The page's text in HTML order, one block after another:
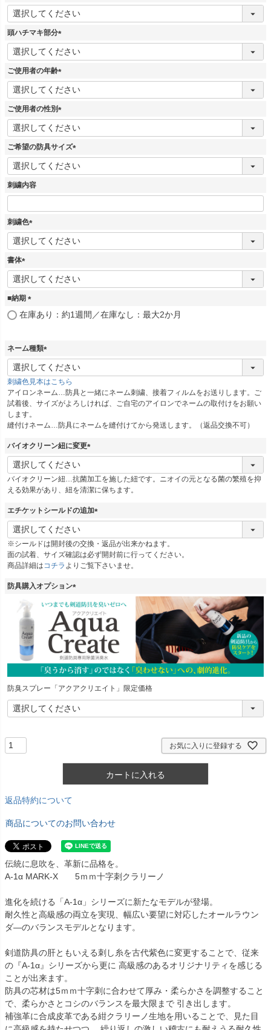
(
必
頭ハチマキ部分
(
必
須
ご使用者の年齢
(
必
須
ご使用者の性別
(
必
須
ご希望の防具サイズ
(
必
刺繍内容
刺繍色
(
必
書体
(
必
須
■納期
(
)
在庫あり：約1週間／在庫なし：最大2か月
ネーム種類
(
必
須
)
刺繍色見本はこちら
アイロンネーム…防具と一緒にネーム刺繍、接着フィルムをお送りします。ご
試着後、サイズがよろしければ、ご自宅のアイロンでネームの取付けをお願い
します。
縫付けネーム…防具にネームを縫付けてから発送します。（返品交換不可）
バイオクリーン紐に変更
(
須
)
バイオクリーン紐…抗菌加工を施した紐です。ニオイの元となる菌の繁殖を抑
える効果があり、紐を清潔に保ちます。
エチケットシールドの追加
(
須
)
※シールドは開封後の交換・返品が出来かねます。
面の試着、サイズ確認は必ず開封前に行ってください。
商品詳細はコチラ よりご覧下さいませ。
防具購入オプション
必
須
)
防臭スプレー「アクアクリエイト」限定価格
お気に入りに登録する
カートに入れる
返品特約について
商品についてのお問い合わせ
伝統に息吹を、革新に品格を。
A-1α MARK-X 5ｍｍ十字刺クラリーノ
進化を続ける「A-1α」シリーズに新たなモデルが登場。
耐久性と高級感の両立を実現、幅広い要望に対応したオールラウン
ダ―のバランスモデルとなります。
剣道防具の肝ともいえる刺し糸を古代紫色に変更することで、従来
の『A-1α』シリーズから更に 高級感のあるオリジナリティを感じる
ことが出来ます。
防具の芯材は5ｍｍ十字刺に合わせて厚み・柔らかさを調整すること
で、柔らかさとコシのバランスを最大限まで 引き出します。
補強革に合成皮革である紺クラリーノ生地を用いることで、見た目